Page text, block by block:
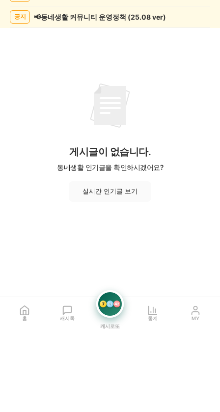
시
공지 📢동네생활 커뮤니티 운영정책 (25.08 ver)
게시글이 없습니다.
동네생활 인기글을 확인하시겠어요?
실시간 인기글 보기
홈 캐시톡
7 21 42
캐시로또
통계 MY